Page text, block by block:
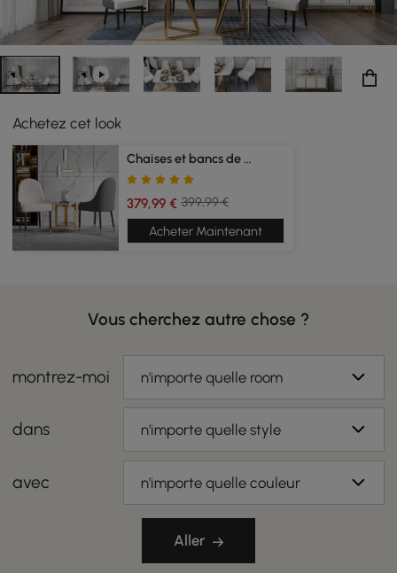
Achetez cet look
Chaises et bancs de salle à manger
379,99 € 399,99 €
Acheter Maintenant
Vous cherchez autre chose ?
montrez-moi n'importe quelle room
dans n'importe quelle style
avec n'importe quelle couleur
Aller